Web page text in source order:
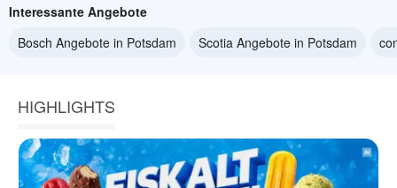
Interessante Angebote
Bosch Angebote in Potsdam
Scotia Angebote in Potsdam
HIGHLIGHTS